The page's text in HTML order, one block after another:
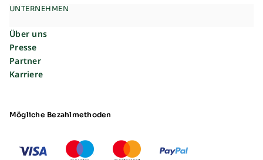
UNTERNEHMEN
Über uns
Presse
Partner
Karriere
Mögliche Bezahlmethoden